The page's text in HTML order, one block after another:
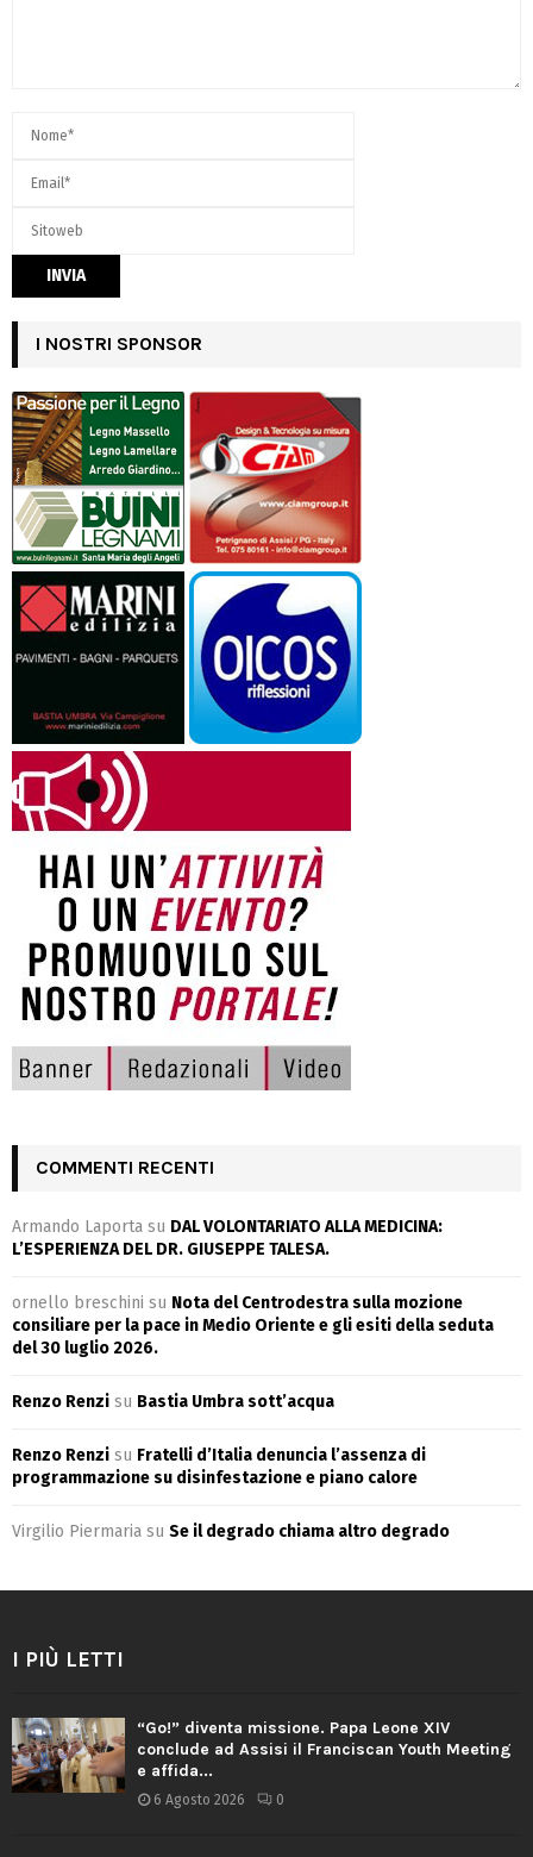
I NOSTRI SPONSOR
COMMENTI RECENTI
Armando Laporta su DAL VOLONTARIATO ALLA MEDICINA:
L’ESPERIENZA DEL DR. GIUSEPPE TALESA.
ornello breschini su Nota del Centrodestra sulla mozione
consiliare per la pace in Medio Oriente e gli esiti della seduta
del 30 luglio 2026.
Renzo Renzi su Bastia Umbra sott’acqua
Renzo Renzi su Fratelli d’Italia denuncia l’assenza di
programmazione su disinfestazione e piano calore
Virgilio Piermaria su Se il degrado chiama altro degrado
I PIÙ LETTI
“Go!” diventa missione. Papa Leone XIV
conclude ad Assisi il Franciscan Youth Meeting
e affida...
6 Agosto 2026 0